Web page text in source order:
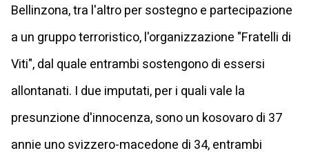
Bellinzona, tra l'altro per sostegno e partecipazione
a un gruppo terroristico, l'organizzazione "Fratelli di
Viti", dal quale entrambi sostengono di essersi
allontanati. I due imputati, per i quali vale la
presunzione d'innocenza, sono un kosovaro di 37
annie uno svizzero-macedone di 34, entrambi